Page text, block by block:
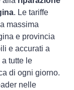
. Le tariffe
massima
e provincia
e accurati a
tutte le
di ogni giorno.
nelle